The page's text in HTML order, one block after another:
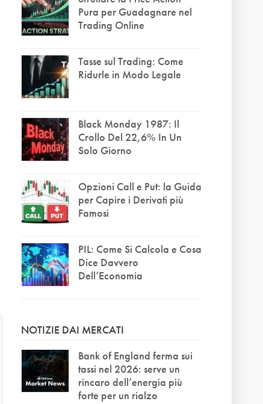
Pura per Guadagnare nel
Trading Online
Tasse sul Trading: Come
Ridurle in Modo Legale
Black Monday 1987: Il
Crollo Del 22,6% In Un
Solo Giorno
Opzioni Call e Put: la Guida
per Capire i Derivati più
Famosi
PIL: Come Si Calcola e Cosa
Dice Davvero
Dell’Economia
NOTIZIE DAI MERCATI
Bank of England ferma sui
tassi nel 2026: serve un
rincaro dell’energia più
forte per un rialzo